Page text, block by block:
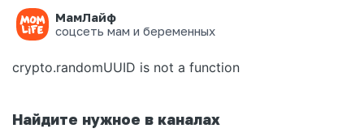
МамЛайф
соцсеть мам и беременных
Ошибка на странице
crypto.randomUUID is not a function
Найдите нужное в каналах